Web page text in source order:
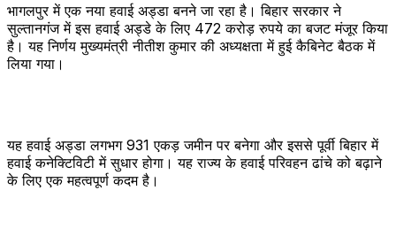
भागलपुर में एक नया हवाई अड्डा बनने जा रहा है। बिहार सरकार ने
सुल्तानगंज में इस हवाई अड्डे के लिए 472 करोड़ रुपये का बजट मंजूर किया
है। यह निर्णय मुख्यमंत्री नीतीश कुमार की अध्यक्षता में हुई कैबिनेट बैठक में
लिया गया।
यह हवाई अड्डा लगभग 931 एकड़ जमीन पर बनेगा और इससे पूर्वी बिहार में
हवाई कनेक्टिविटी में सुधार होगा। यह राज्य के हवाई परिवहन ढांचे को बढ़ाने
के लिए एक महत्वपूर्ण कदम है।